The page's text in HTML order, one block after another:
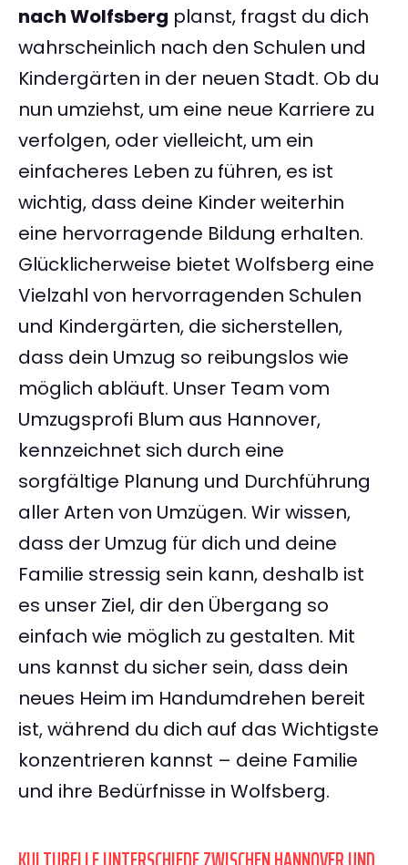
nach Wolfsberg planst, fragst du dich
wahrscheinlich nach den Schulen und
Kindergärten in der neuen Stadt. Ob du
nun umziehst, um eine neue Karriere zu
verfolgen, oder vielleicht, um ein
einfacheres Leben zu führen, es ist
wichtig, dass deine Kinder weiterhin
eine hervorragende Bildung erhalten.
Glücklicherweise bietet Wolfsberg eine
Vielzahl von hervorragenden Schulen
und Kindergärten, die sicherstellen,
dass dein Umzug so reibungslos wie
möglich abläuft. Unser Team vom
Umzugsprofi Blum aus Hannover,
kennzeichnet sich durch eine
sorgfältige Planung und Durchführung
aller Arten von Umzügen. Wir wissen,
dass der Umzug für dich und deine
Familie stressig sein kann, deshalb ist
es unser Ziel, dir den Übergang so
einfach wie möglich zu gestalten. Mit
uns kannst du sicher sein, dass dein
neues Heim im Handumdrehen bereit
ist, während du dich auf das Wichtigste
konzentrieren kannst – deine Familie
und ihre Bedürfnisse in Wolfsberg.